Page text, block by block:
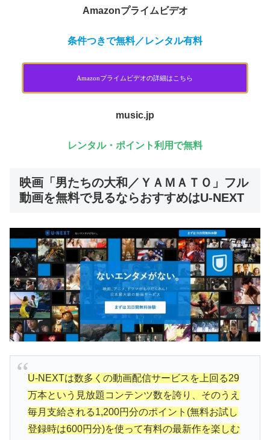
Amazonプライムビデオ
条件つきで無料／レンタル有料
Amazonプライムビデオの詳細はこちら
music.jp
レンタル・ポイント利用で無料
映画「男たちの大和／ＹＡＭＡＴＯ」フル
動画を無料で見るならおすすめはU-NEXT
U-NEXTは数多くの動画配信サービスを上回る29
万本という見放題コンテンツ数を誇り、そのうえ
毎月支給される1,200円分のポイント(無料お試し
登録時は600円分)を使って有料の最新作を楽しむ